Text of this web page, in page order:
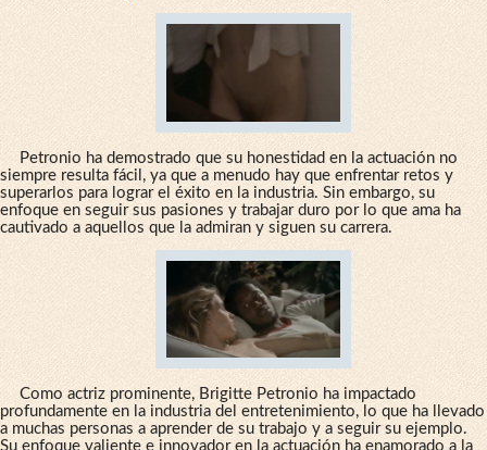
Petronio ha demostrado que su honestidad en la actuación no
siempre resulta fácil, ya que a menudo hay que enfrentar retos y
superarlos para lograr el éxito en la industria. Sin embargo, su
enfoque en seguir sus pasiones y trabajar duro por lo que ama ha
cautivado a aquellos que la admiran y siguen su carrera.
Como actriz prominente, Brigitte Petronio ha impactado
profundamente en la industria del entretenimiento, lo que ha llevado
a muchas personas a aprender de su trabajo y a seguir su ejemplo.
Su enfoque valiente e innovador en la actuación ha enamorado a la